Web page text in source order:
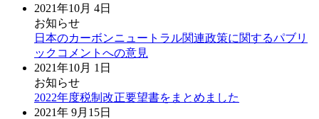
2021年10月 4日
お知らせ
日本のカーボンニュートラル関連政策に関するパブリ
ックコメントへの意見
2021年10月 1日
お知らせ
2022年度税制改正要望書をまとめました
2021年 9月15日